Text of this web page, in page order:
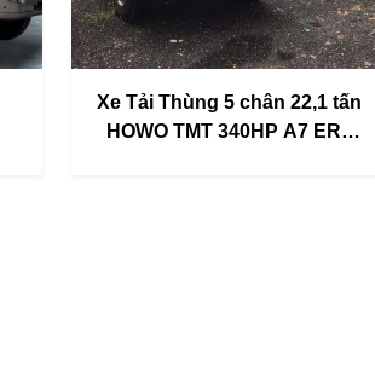
Xe Tải Thùng 5 chân 22,1 tấn
HOWO TMT 340HP A7 ER5